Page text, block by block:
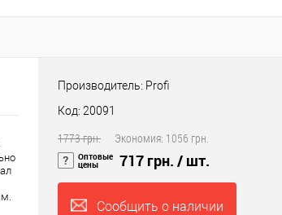
Производитель: Profi
Код: 20091
1773 грн. Экономия: 1056 грн.
Оптовые
цены 717 грн. / шт.
Сообщить о наличии